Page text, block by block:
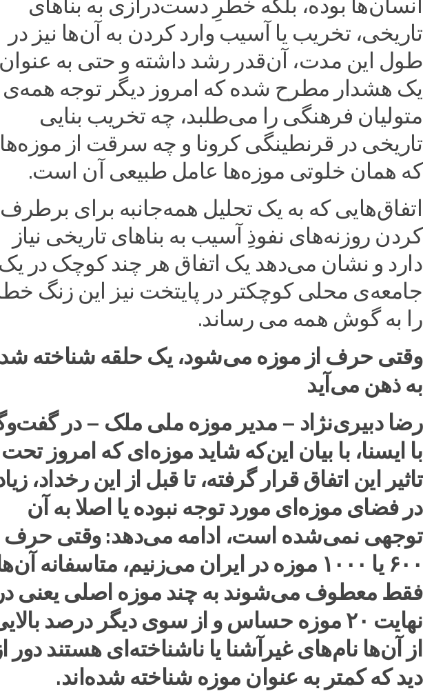
انسان‌ها بوده، بلکه خطرِ دست‌درازی به بناهای
تاریخی، تخریب یا آسیب وارد کردن به آن‌ها نیز در
طول این مدت، آن‌قدر رشد داشته و حتی به عنوان
یک هشدار مطرح شده که امروز دیگر توجه همه‌ی
متولیان فرهنگی را می‌طلبد، چه تخریب بنایی
تاریخی در قرنطینگی کرونا و چه سرقت از موزه‌ها
که همان خلوتی موزه‌ها عامل طبیعی آن است.
اتفاق‌هایی که به یک تحلیل همه‌جانبه برای برطرف
کردن روزنه‌های نفوذِ آسیب به بناهای تاریخی نیاز
دارد و نشان می‌دهد یک اتفاق هر چند کوچک در یک
جامعه‌ی محلی کوچکتر در پایتخت نیز این زنگ
را به گوش همه می رساند.
وقتی حرف از موزه می‌شود، یک حلقه شناخته
به ذهن می‌آید
رضا دبیری‌نژاد – مدیر موزه ملی ملک – در
با ایسنا، با بیان این‌که شاید موزه‌ای که امروز تحت
تاثیر این اتفاق قرار گرفته، تا قبل از این رخداد،
در فضای موزه‌ای مورد توجه نبوده یا اصلا به آن
توجهی نمی‌شده است، ادامه می‌دهد: وقتی حرف
۶۰۰ یا ۱۰۰۰ موزه در ایران می‌زنیم، متاسفانه
فقط معطوف می‌شوند به چند موزه اصلی یعنی در
نهایت ۲۰ موزه حساس و از سوی دیگر درصد
از آن‌ها نام‌های غیرآشنا یا ناشناخته‌ای هستند دور
دید که کمتر به عنوان موزه شناخته شده‌اند.